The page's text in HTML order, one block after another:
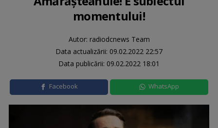
momentului!
Autor: radiodcnews Team
Data actualizării: 09.02.2022 22:57
Data publicării: 09.02.2022 18:01
Facebook WhatsApp